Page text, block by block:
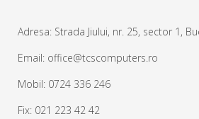
Adresa: Strada Jiului, nr. 25, sector 1,
Email: office@tcscomputers.ro
Mobil: 0724 336 246
Fix: 021 223 42 42